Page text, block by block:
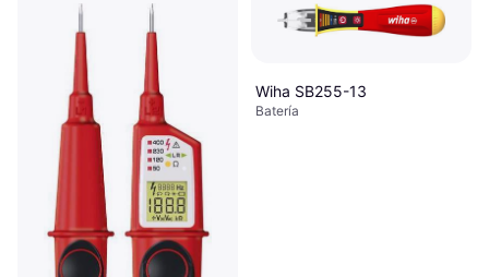
Wiha SB255-13
Batería